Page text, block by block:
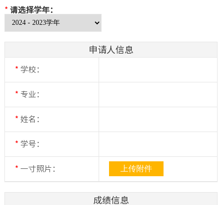
*请选择学年：
申请人信息
*学校：
*专业：
*姓名：
*学号：
*一寸照片： 上传附件
成绩信息